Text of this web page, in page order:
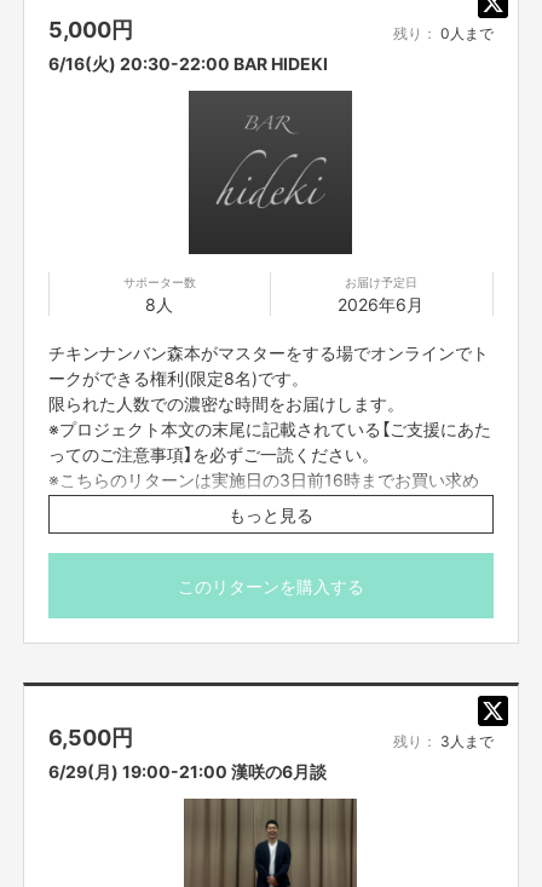
今回ご支援頂いた資金は、
「タレントへのギャラ」に充てさせて頂きます。
どんな状況でも、エンターテイメントの会社として、
何卒、お力添え宜しくお願い致します。
【ご支援にあたってのご注意事項】
■オンライン会議ツールで参加者全員を同時につなぎ、それぞれリモートで
ご参加いただきます。直接お会いすることはできませんので、ご了承くださ
■コミュニケーションには「Zoom」を使用させていただきます。Zoomを使
用できる環境を整えていただき、電波のいい環境でおつなぎください。
くなります。
■迷惑メールの対策などでドメイン指定を行っている場合、メールが受信で
きない場合がございます。「@yoshimoto.co.jp」を受信設定してください。
■コンプライアンスの観点から録画させていただいております。あらかじめ
ご了承ください。お客様の映像に関しては、他の目的での使用は致しませ
5,000円 残り： 0人まで
6/16(火) 20:30-22:00 BAR HIDEKI
サポーター数
8人
お届け予定日
2026年6月
チキンナンバン森本がマスターをする場でオンラインでト
ークができる権利(限定8名)です。
限られた人数での濃密な時間をお届けします。
※プロジェクト本文の末尾に記載されている【ご支援にあた
ってのご注意事項】を必ずご一読ください。
※こちらのリターンは実施日の3日前16時までお買い求め
頂けます。
もっと見る
このリターンを購入する
6,500円 残り： 3人まで
6/29(月) 19:00-21:00 漢咲の6月談